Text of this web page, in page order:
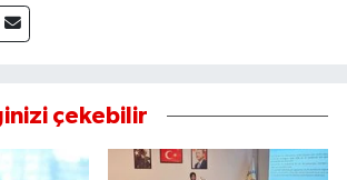
çekebilir